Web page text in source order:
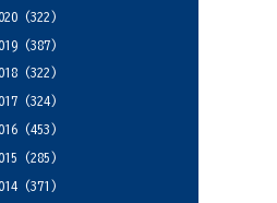
(322)
(387)
(322)
(324)
(453)
(285)
(371)